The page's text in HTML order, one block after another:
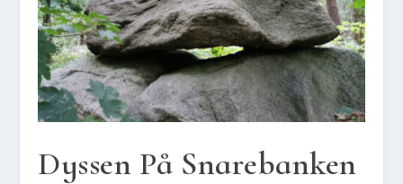
Dys­sen På Sna­re­ban­ken